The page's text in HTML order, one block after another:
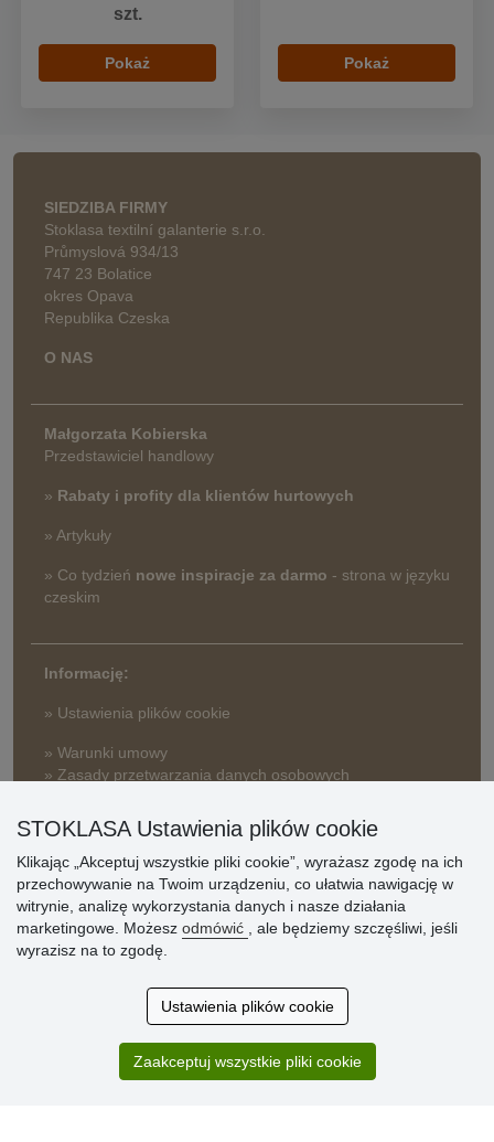
szt.
Pokaż Pokaż
SIEDZIBA FIRMY
Stoklasa textilní galanterie s.r.o.
Průmyslová 934/13
747 23 Bolatice
okres Opava
Republika Czeska
O NAS
Małgorzata Kobierska
Przedstawiciel handlowy
» Rabaty i profity dla klientów hurtowych
» Artykuły
» Co tydzień nowe inspiracje za darmo - strona w języku
czeskim
Informację:
» Ustawienia plików cookie
» Warunki umowy
» Zasady przetwarzania danych osobowych
» Reklamacje
» Dlaczego należy się zarejestrować?
» Najczęściej zadawane pytania
Zakup przebiegł sprawnie. Jestem
zadowolona. Polecam.
STOKLASA Ustawienia plików cookie
Klikając „Akceptuj wszystkie pliki cookie”, wyrażasz zgodę na ich
przechowywanie na Twoim urządzeniu, co ułatwia nawigację w
witrynie, analizę wykorzystania danych i nasze działania
marketingowe. Możesz odmówić
, ale będziemy szczęśliwi, jeśli
wyrazisz na to zgodę.
Ustawienia plików cookie
Zaakceptuj wszystkie pliki cookie